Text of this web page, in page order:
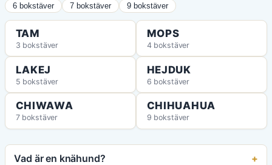
6 bokstäver
7 bokstäver 9 bokstäver
TAM
3 bokstäver
MOPS
4 bokstäver
LAKEJ
5 bokstäver
HEJDUK
6 bokstäver
CHIWAWA
7 bokstäver
CHIHUAHUA
9 bokstäver
Vad är en knähund?